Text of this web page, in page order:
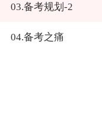
03.备考规划-2
04.备考之痛